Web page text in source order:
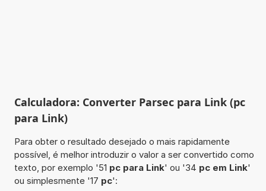
Calculadora: Converter Parsec para Link (pc
para Link)
Para obter o resultado desejado o mais rapidamente
possível, é melhor introduzir o valor a ser convertido como
texto, por exemplo '51 pc para Link' ou '34 pc em Link'
ou simplesmente '17 pc':